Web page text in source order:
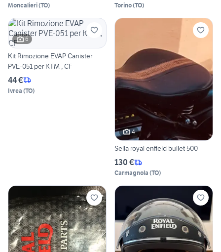
Moncalieri(TO) Torino(TO)
6
Kit Rimozione EVAP Canister
PVE-051 per KTM , CF
44 €
Ivrea (TO)
4
Sella royal enfield bullet 500
130 €
Carmagnola (TO)